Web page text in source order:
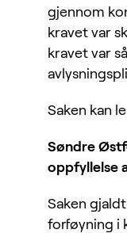
gjennom
kravet var
kravet var
Saken kan
Søndre
oppfyllelse
Saken
forføyning i